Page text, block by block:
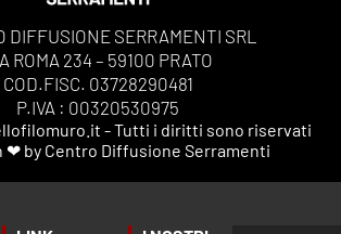
DIFFUSIONE SERRAMENTI SRL
ROMA 234 – 59100 PRATO
COD.FISC. 03728290481
P.IVA : 00320530975
- Tutti i diritti sono riservati
❤ by Centro Diffusione Serramenti